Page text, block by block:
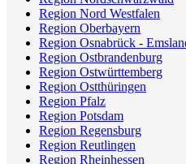
Region Nord Westfalen
Region Oberbayern
Region Osnabrück -
Region Ostbrandenburg
Region Ostwürttemberg
Region Ostthüringen
Region Pfalz
Region Potsdam
Region Regensburg
Region Reutlingen
Region Rheinhessen